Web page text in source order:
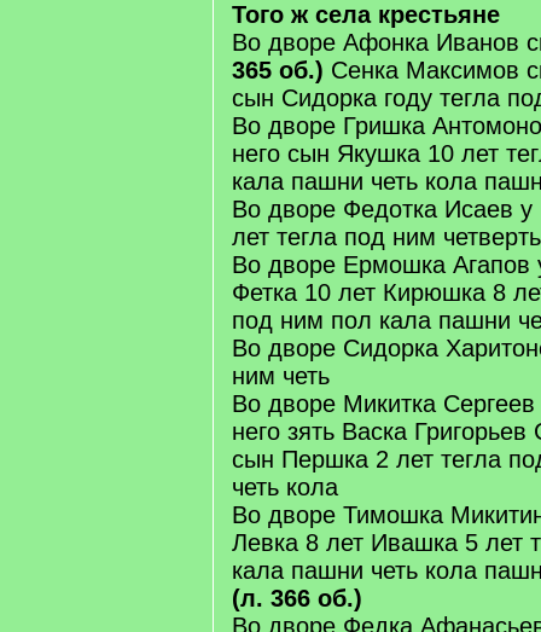
Того ж села крестьяне
Во дворе Афонка Иванов
365 об.) Сенка Максимов
сын Сидорка году тегла
Во дворе Гришка
него сын Якушка 10 лет
кала пашни четь кола
Во дворе Федотка Исаев у
лет тегла под ним
Во дворе Ермошка Агапов
Фетка 10 лет Кирюшка 8
под ним пол кала пашни
Во дворе Сидорка
ним четь
Во дворе Микитка
него зять Васка
сын Першка 2 лет тегла
четь кола
Во дворе Тимошка
Левка 8 лет Ивашка 5 лет
кала пашни четь кола
(л. 366 об.)
Во дворе Федка